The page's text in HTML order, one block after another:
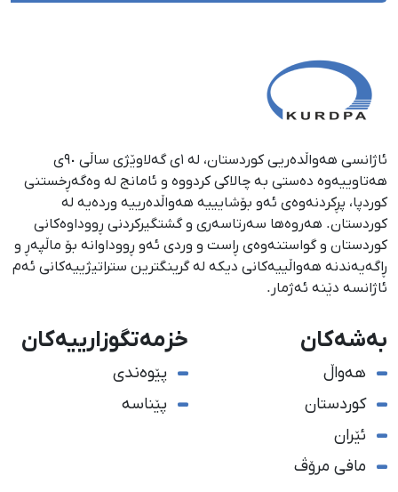
ئاژانسی هەواڵدەریی کوردستان، لە ١ی گەلاوێژی ساڵی ٩٠ی
هەتاوییەوە دەستی بە چالاکی کردووە و ئامانج لە وەگەڕخستنی
كوردپا، پڕكردنەوەی ئەو بۆشایییە هەواڵدەرییە وردەیە لە
كوردستان. هەروەها سەرتاسەری و گشتگیركردنی ڕووداوەكانی
كوردستان و گواستنەوەی ڕاست و وردی ئەو ڕووداوانە بۆ ماڵپەڕ و
ڕاگەیەندنە هەواڵییەكانی دیكە لە گرینگترین ستراتیژییەكانی ئەم
ئاژانسە دێنە ئەژمار.
بەشەکان
هەواڵ
کوردستان
ئێران
مافی مرۆڤ
خزمەتگوزارییەکان
پێوەندی
پێناسە